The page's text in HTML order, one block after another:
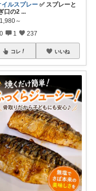
イルスプレー ✅ スプレーと
口の2 ...
1,980～
0 1 237
コレ いいね